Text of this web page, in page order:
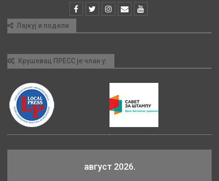
Лајкуј и подели
Крушевац ПРЕСС је члан у:
август 2026.